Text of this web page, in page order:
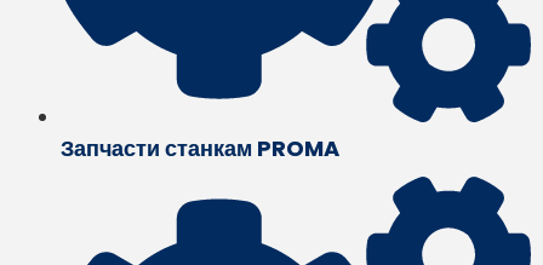
Запчасти станкам PROMA